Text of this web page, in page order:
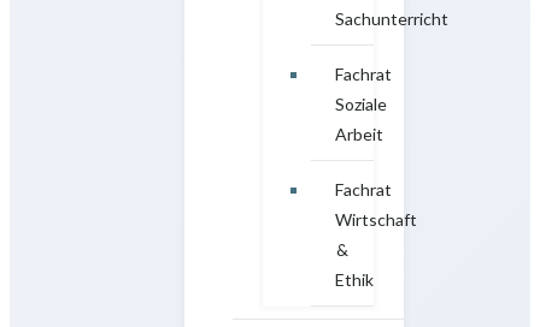
Sachunterricht
Fachrat
Soziale
Arbeit
Fachrat
Wirtschaft
&
Ethik